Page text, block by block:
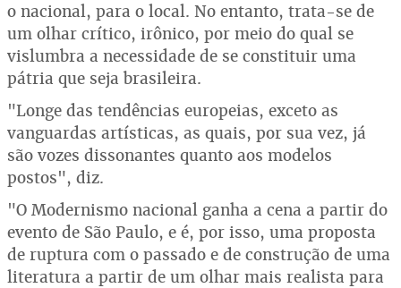
o nacional, para o local. No entanto, trata-se de
um olhar crítico, irônico, por meio do qual se
vislumbra a necessidade de se constituir uma
pátria que seja brasileira.
"Longe das tendências europeias, exceto as
vanguardas artísticas, as quais, por sua vez, já
são vozes dissonantes quanto aos modelos
postos", diz.
"O Modernismo nacional ganha a cena a partir do
evento de São Paulo, e é, por isso, uma proposta
de ruptura com o passado e de construção de uma
literatura a partir de um olhar mais realista para